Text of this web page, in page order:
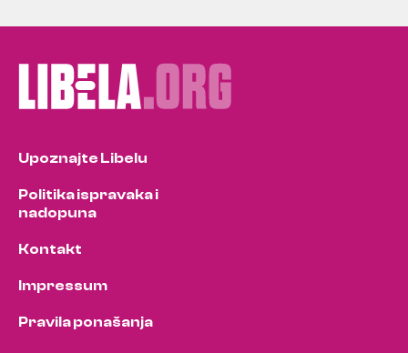
Upoznajte Libelu
Politika ispravaka i
nadopuna
Kontakt
Impressum
Pravila ponašanja